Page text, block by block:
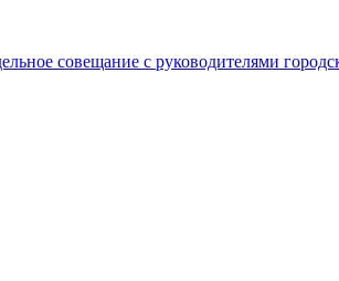
совещание с руководителями